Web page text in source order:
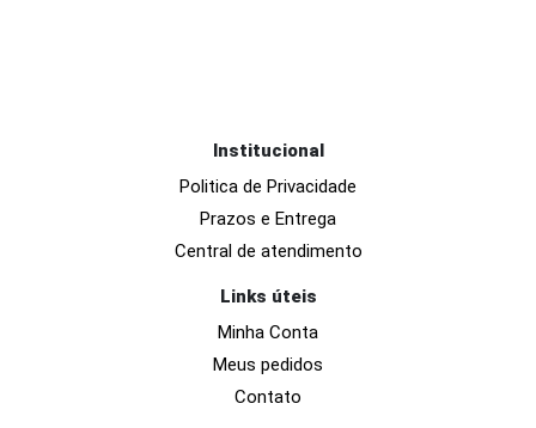
Institucional
Politica de Privacidade
Prazos e Entrega
Central de atendimento
Links úteis
Minha Conta
Meus pedidos
Contato